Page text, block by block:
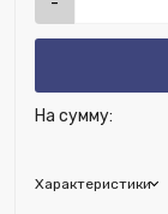
Характеристики
На сумму: